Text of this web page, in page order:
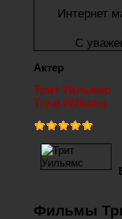
Интернет
С
Актер
Трит Уильямс
Treat Williams
Фильмы